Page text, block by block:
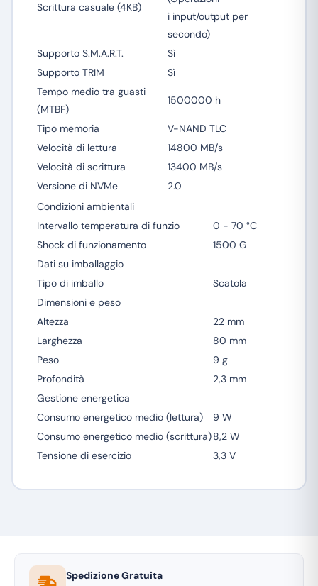
Scrittura casuale (4KB)
i input/output per
secondo)
Supporto S.M.A.R.T.
Sì
Supporto TRIM
Sì
Tempo medio tra guasti
(MTBF)
1500000 h
Tipo memoria
V-NAND TLC
Velocità di lettura
14800 MB/s
Velocità di scrittura
13400 MB/s
Versione di NVMe
2.0
Condizioni ambientali
Intervallo temperatura di funzio
0 - 70 °C
Shock di funzionamento
1500 G
Dati su imballaggio
Tipo di imballo
Scatola
Dimensioni e peso
Altezza
22 mm
Larghezza
80 mm
Peso
9 g
Profondità
2,3 mm
Gestione energetica
Consumo energetico medio (lettura)
9 W
Consumo energetico medio (scrittura)8,2 W
Tensione di esercizio
3,3 V
Spedizione Gratuita